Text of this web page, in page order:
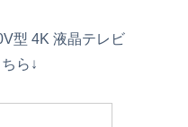
型 4K 液晶テレビ
ら↓